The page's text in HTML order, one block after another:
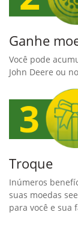
Ganhe
Você pode
John Deere ou
Troque
Inúmeros
suas moedas
para você e sua